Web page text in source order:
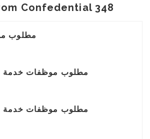
Confedential 348
مطلوب
مطلوب موظفات خدمة
مطلوب موظفات خدمة